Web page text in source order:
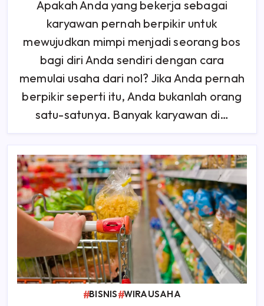
Usaha
Nol
Di
Bidang
Apa
Dalam
Langkah.
Cocok
Untuk
Pemula
Apakah Anda yang bekerja sebagai
karyawan pernah berpikir untuk
mewujudkan mimpi menjadi seorang bos
bagi diri Anda sendiri dengan cara
memulai usaha dari nol? Jika Anda pernah
berpikir seperti itu, Anda bukanlah orang
satu-satunya. Banyak karyawan di…
BISNIS WIRAUSAHA